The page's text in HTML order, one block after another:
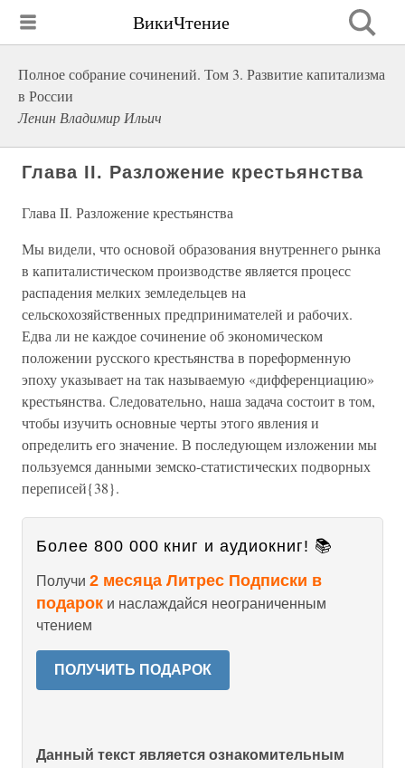
ВикиЧтение
Полное собрание сочинений. Том 3. Развитие капитализма
в России
Ленин Владимир Ильич
Глава II. Разложение крестьянства
Глава II. Разложение крестьянства
Мы видели, что основой образования внутреннего рынка
в капиталистическом производстве является процесс
распадения мелких земледельцев на
сельскохозяйственных предпринимателей и рабочих.
Едва ли не каждое сочинение об экономическом
положении русского крестьянства в пореформенную
эпоху указывает на так называемую «дифференциацию»
крестьянства. Следовательно, наша задача состоит в том,
чтобы изучить основные черты этого явления и
определить его значение. В последующем изложении мы
пользуемся данными земско-статистических подворных
переписей{38}.
Более 800 000 книг и аудиокниг! 📚
Получи 2 месяца Литрес Подписки в
подарок и наслаждайся неограниченным
чтением
ПОЛУЧИТЬ ПОДАРОК
Данный текст является ознакомительным